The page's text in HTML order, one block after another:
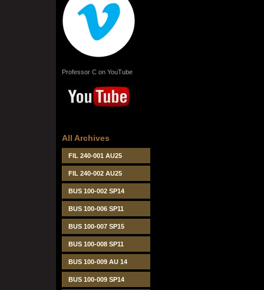
Professor C on YouTube
All Archives
FIL 240-001 AU25
FIL 240-002 AU25
BUS 100-002 SP14
BUS 100-006 SP11
BUS 100-007 SP15
BUS 100-008 SP11
BUS 100-009 AU 14
BUS 100-009 SP14